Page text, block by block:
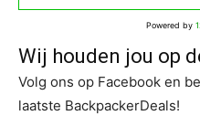
Powered by
Wij houden jou op
Volg ons op Facebook en
laatste BackpackerDeals!